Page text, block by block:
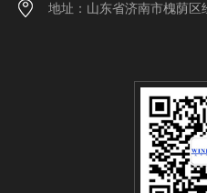
地址：山东省济南市槐荫区